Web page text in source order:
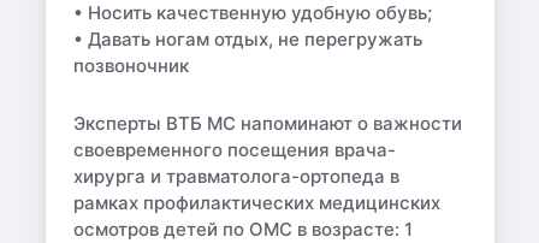
• Носить качественную удобную обувь;
• Давать ногам отдых, не перегружать
позвоночник
Эксперты ВТБ МС напоминают о важности
своевременного посещения врача-
хирурга и травматолога-ортопеда в
рамках профилактических медицинских
осмотров детей по ОМС в возрасте: 1